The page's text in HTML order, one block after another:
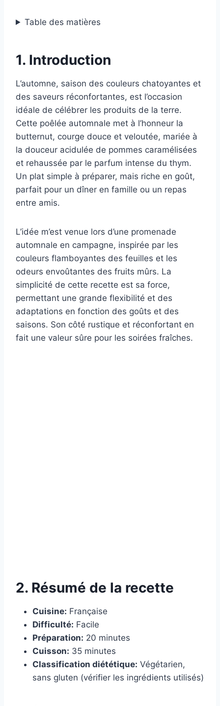
Table des matières
1. Introduction
L’automne, saison des couleurs chatoyantes et
des saveurs réconfortantes, est l’occasion
idéale de célébrer les produits de la terre.
Cette poêlée automnale met à l’honneur la
butternut, courge douce et veloutée, mariée à
la douceur acidulée de pommes caramélisées
et rehaussée par le parfum intense du thym.
Un plat simple à préparer, mais riche en goût,
parfait pour un dîner en famille ou un repas
entre amis.
L’idée m’est venue lors d’une promenade
automnale en campagne, inspirée par les
couleurs flamboyantes des feuilles et les
odeurs envoûtantes des fruits mûrs. La
simplicité de cette recette est sa force,
permettant une grande flexibilité et des
adaptations en fonction des goûts et des
saisons. Son côté rustique et réconfortant en
fait une valeur sûre pour les soirées fraîches.
2. Résumé de la recette
Cuisine: Française
Difficulté: Facile
Préparation: 20 minutes
Cuisson: 35 minutes
Classification diététique: Végétarien,
sans gluten (vérifier les ingrédients utilisés)